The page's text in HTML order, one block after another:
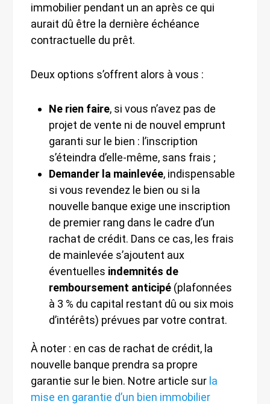
immobilier pendant un an après ce qui
aurait dû être la dernière échéance
contractuelle du prêt.
Deux options s’offrent alors à vous :
Ne rien faire, si vous n’avez pas de
projet de vente ni de nouvel emprunt
garanti sur le bien : l’inscription
s’éteindra d’elle-même, sans frais ;
Demander la mainlevée, indispensable
si vous revendez le bien ou si la
nouvelle banque exige une inscription
de premier rang dans le cadre d’un
rachat de crédit. Dans ce cas, les frais
de mainlevée s’ajoutent aux
éventuelles indemnités de
remboursement anticipé (plafonnées
à 3 % du capital restant dû ou six mois
d’intérêts) prévues par votre contrat.
À noter : en cas de rachat de crédit, la
nouvelle banque prendra sa propre
garantie sur le bien. Notre article sur la
mise en garantie d’un bien immobilier